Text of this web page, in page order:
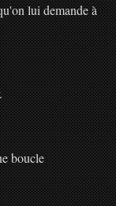
lui demande à
boucle